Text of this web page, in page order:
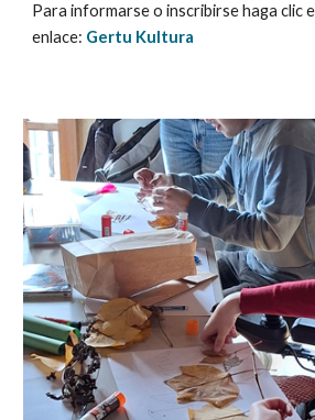
Para informarse o inscribirse haga clic
enlace: Gertu Kultura